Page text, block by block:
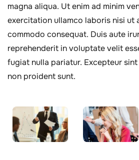
magna aliqua. Ut enim ad minim
exercitation ullamco laboris nisi ut
commodo consequat. Duis aute
reprehenderit in voluptate velit
fugiat nulla pariatur. Excepteur
non proident sunt.